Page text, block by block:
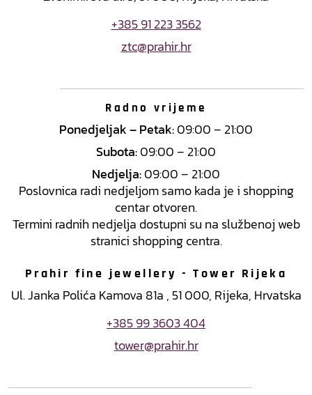
+385 91 223 3562
ztc@prahir.hr
Radno vrijeme
Ponedjeljak – Petak:09:00 – 21:00
Subota:09:00 – 21:00
Nedjelja:09:00 – 21:00
Poslovnica radi nedjeljom samo kada je i shopping
centar otvoren.
Termini radnih nedjelja dostupni su na službenoj web
stranici shopping centra.
Prahir fine jewellery - Tower Rijeka
Ul. Janka Polića Kamova 81a , 51 000, Rijeka, Hrvatska
+385 99 3603 404
tower@prahir.hr